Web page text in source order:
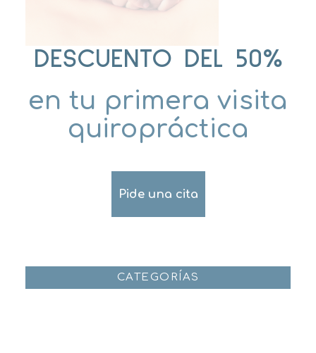
DESCUENTO DEL 50%
en tu primera visita
quiropráctica
Pide una cita
CATEGORÍAS